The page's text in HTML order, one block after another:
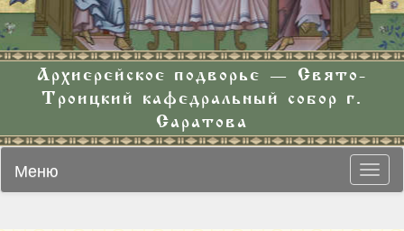
Архиерейское подворье — Свято-
Троицкий кафедральный собор г.
Саратова
Меню